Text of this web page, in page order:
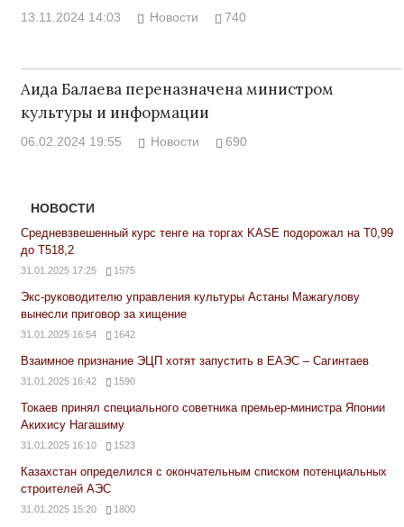
13.11.2024 14:03 Новости 740
Аида Балаева переназначена министром
культуры и информации
06.02.2024 19:55 Новости 690
НОВОСТИ
Средневзвешенный курс тенге на торгах KASE подорожал на Т0,99
до Т518,2
31.01.2025 17:25 1575
Экс-руководителю управления культуры Астаны Мажагулову
вынесли приговор за хищение
31.01.2025 16:54 1642
Взаимное признание ЭЦП хотят запустить в ЕАЭС – Сагинтаев
31.01.2025 16:42 1590
Токаев принял специального советника премьер-министра Японии
Акихису Нагашиму
31.01.2025 16:10 1523
Казахстан определился с окончательным списком потенциальных
строителей АЭС
31.01.2025 15:20 1800